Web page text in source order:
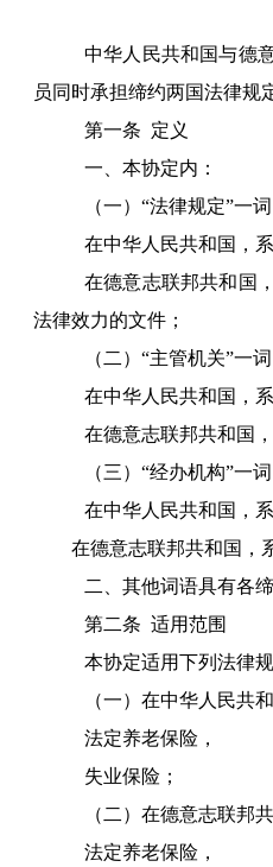
中华人民共和国与德
员同时承担缔约两国法律规
第一条 定义
一、本协定内：
（一）“法律规定”一词
在中华人民共和国，
在德意志联邦共和国
法律效力的文件；
（二）“主管机关”一词
在中华人民共和国，
在德意志联邦共和国
（三）“经办机构”一词
在中华人民共和国，
在德意志联邦共和国，
二、其他词语具有各
第二条 适用范围
本协定适用下列法律规
（一）在中华人民共和
法定养老保险，
失业保险；
（二）在德意志联邦
法定养老保险，